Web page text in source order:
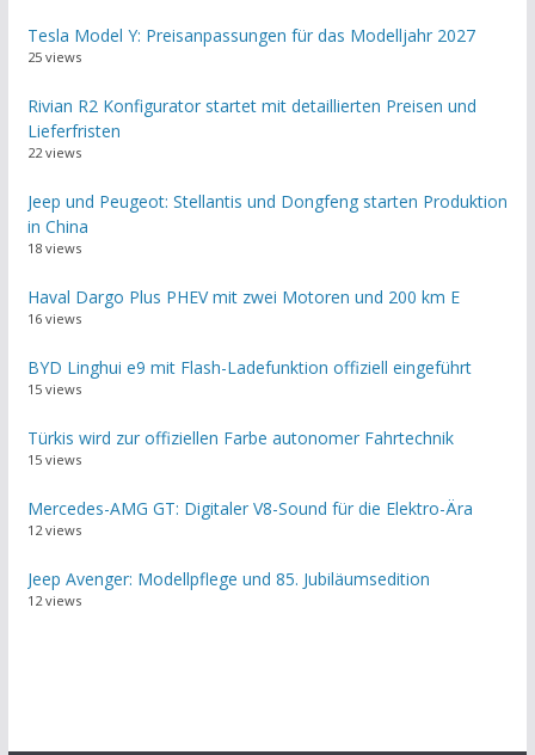
Tesla Model Y: Preisanpassungen für das Modelljahr 2027
25 views
Rivian R2 Konfigurator startet mit detaillierten Preisen und
Lieferfristen
22 views
Jeep und Peugeot: Stellantis und Dongfeng starten Produktion
in China
18 views
Haval Dargo Plus PHEV mit zwei Motoren und 200 km E
16 views
BYD Linghui e9 mit Flash-Ladefunktion offiziell eingeführt
15 views
Türkis wird zur offiziellen Farbe autonomer Fahrtechnik
15 views
Mercedes-AMG GT: Digitaler V8-Sound für die Elektro-Ära
12 views
Jeep Avenger: Modellpflege und 85. Jubiläumsedition
12 views